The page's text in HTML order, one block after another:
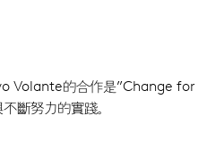
Volante的合作是”Change for
斷努力的實踐。